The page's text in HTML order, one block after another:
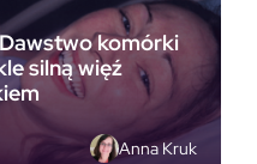
komórki
silną więź
Anna Kruk